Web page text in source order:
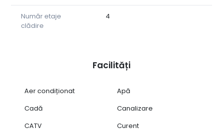
Număr etaje
clădire
4
Facilități
Aer condiționat
Apă
Cadă
Canalizare
CATV
Curent